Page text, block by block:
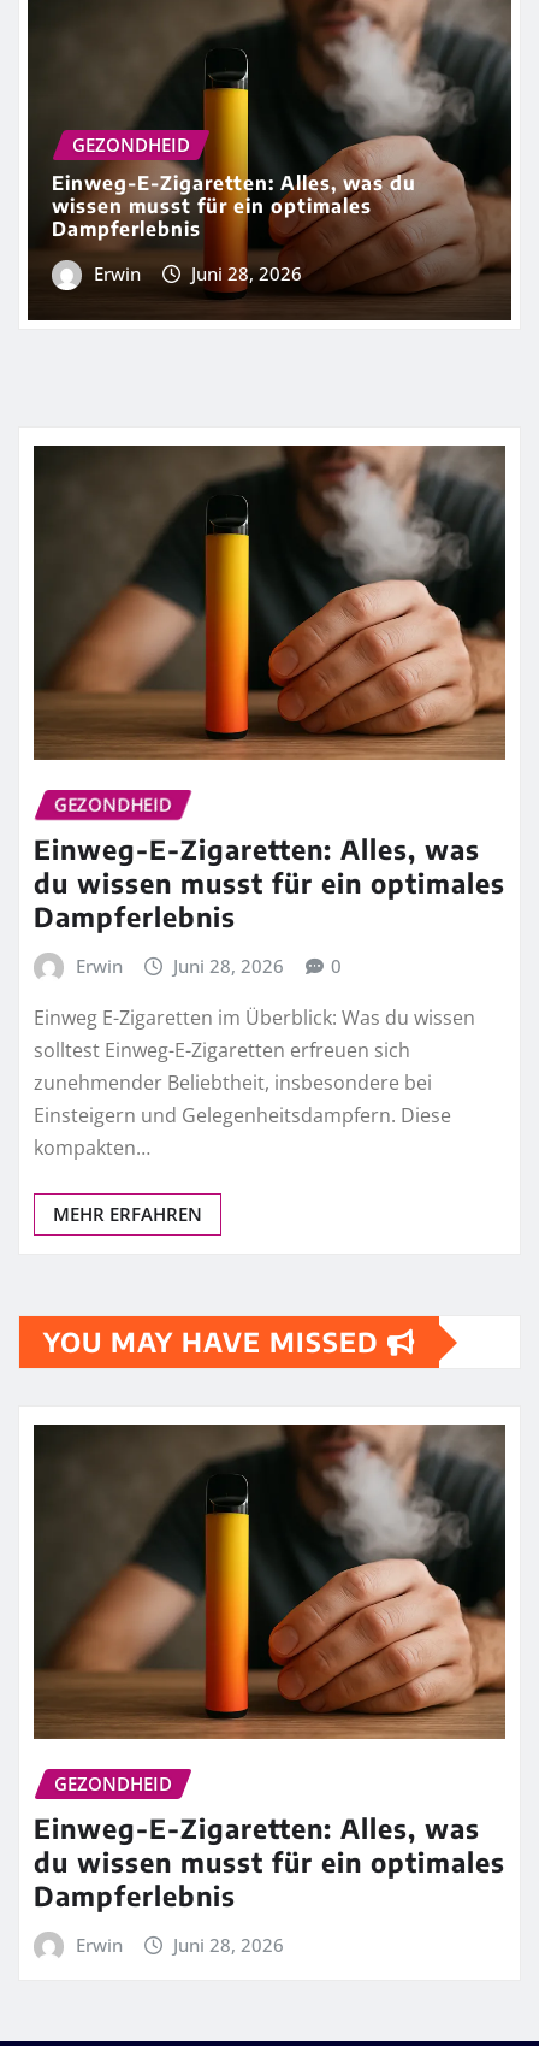
GEZONDHEID
Einweg-E-Zigaretten: Alles, was du
wissen musst für ein optimales
Dampferlebnis
Erwin
Juni 28, 2026
GEZONDHEID
Einweg-E-Zigaretten: Alles, was
du wissen musst für ein optimales
Dampferlebnis
Erwin Juni 28, 2026 0
Einweg E-Zigaretten im Überblick: Was du wissen
solltest Einweg-E-Zigaretten erfreuen sich
zunehmender Beliebtheit, insbesondere bei
Einsteigern und Gelegenheitsdampfern. Diese
kompakten…
MEHR ERFAHREN
YOU MAY HAVE MISSED
GEZONDHEID
Einweg-E-Zigaretten: Alles, was
du wissen musst für ein optimales
Dampferlebnis
Erwin Juni 28, 2026